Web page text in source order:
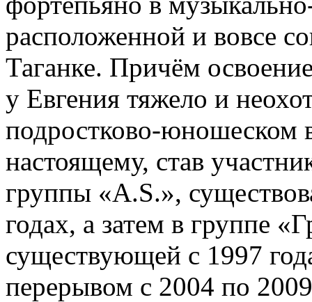
расположенной и вовсе
Таганке. Причём
у Евгения тяжело и
подростково-юношеском
настоящему, став
группы «A.S.»,
годах, а затем в группе
существующей с 1997
перерывом с 2004 по